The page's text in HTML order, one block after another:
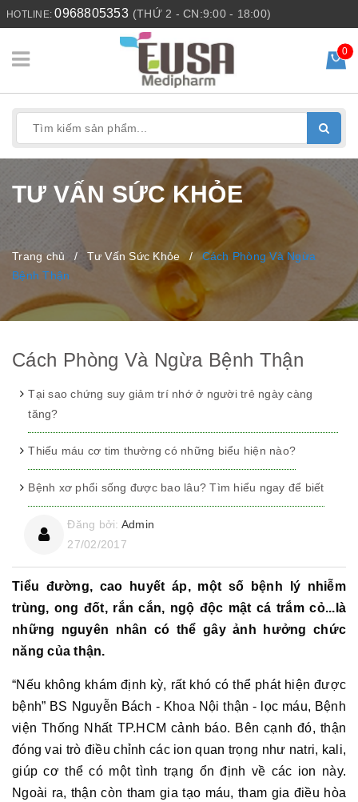
HOTLINE:0968805353 (THỨ 2 - CN:9:00 - 18:00)
0
TƯ VẤN SỨC KHỎE
Trang chủ / Tư Vấn Sức Khỏe / Cách Phòng Và Ngừa
Bệnh Thận
Cách Phòng Và Ngừa Bệnh Thận
Tại sao chứng suy giảm trí nhớ ở người trẻ ngày càng
tăng?
Thiếu máu cơ tim thường có những biểu hiện nào?
Bệnh xơ phổi sống được bao lâu? Tìm hiểu ngay để biết
Đăng bởi: Admin
27/02/2017
Tiểu đường, cao huyết áp, một số bệnh lý nhiễm
trùng, ong đốt, rắn cắn, ngộ độc mật cá trắm cỏ...là
những nguyên nhân có thể gây ảnh hưởng chức
năng của thận.
“Nếu không khám định kỳ, rất khó có thể phát hiện được
bệnh” BS Nguyễn Bách - Khoa Nội thận - lọc máu, Bệnh
viện Thống Nhất TP.HCM cảnh báo. Bên cạnh đó, thận
đóng vai trò điều chỉnh các ion quan trọng như natri, kali,
giúp cơ thể có một tình trạng ổn định về các ion này.
Ngoài ra, thận còn tham gia tạo máu, tham gia điều hòa